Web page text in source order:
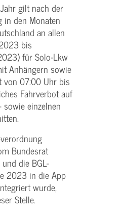
gilt nach der
in den Monaten
an allen
bis
für Solo-Lkw
Anhängern sowie
von 07:00 Uhr bis
Fahrverbot auf
einzelnen
Bundesrat
die BGL-
2023 in die App
wurde,
Stelle.